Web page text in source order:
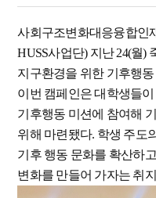
사회구조변화대응융합인
HUSS사업단) 지난 24(월)
지구환경을 위한 기후행
이번 캠페인은 대학생들
기후행동 미션에 참여해
위해 마련됐다. 학생 주도
기후 행동 문화를 확산하
변화를 만들어 가자는 취